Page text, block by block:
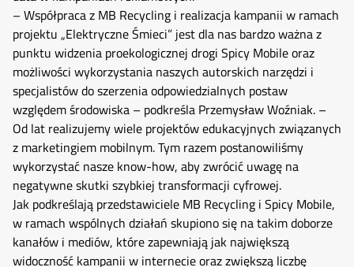
– Współpraca z MB Recycling i realizacja kampanii w ramach
projektu „Elektryczne Śmieci” jest dla nas bardzo ważna z
punktu widzenia proekologicznej drogi Spicy Mobile oraz
możliwości wykorzystania naszych autorskich narzędzi i
specjalistów do szerzenia odpowiedzialnych postaw
względem środowiska – podkreśla Przemysław Woźniak. –
Od lat realizujemy wiele projektów edukacyjnych związanych
z marketingiem mobilnym. Tym razem postanowiliśmy
wykorzystać nasze know-how, aby zwrócić uwagę na
negatywne skutki szybkiej transformacji cyfrowej.
Jak podkreślają przedstawiciele MB Recycling i Spicy Mobile,
w ramach wspólnych działań skupiono się na takim doborze
kanałów i mediów, które zapewniają jak największą
widoczność kampanii w internecie oraz zwiększą liczbę